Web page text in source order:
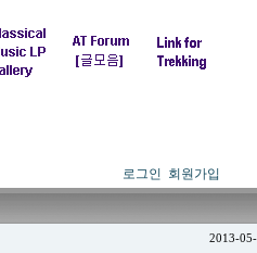
로그인 회원가입
2013-